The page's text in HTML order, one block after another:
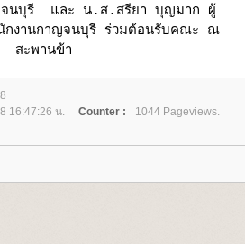
นบุรี และ น.ส.สรียา บุญมาก ผู้
กงานกาญจนบุรี ร่วมต้อนรับคณะ ณ
สะพานข้า
16:47:26 น. Counter :
1044 Pageviews.